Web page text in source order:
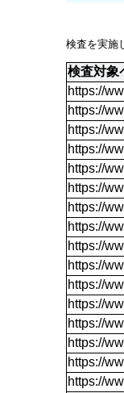
検査を実施
検査対象
https://
https://
https://
https://
https://
https://
https://
https://
https://
https://
https://
https://
https://
https://
https://
https://